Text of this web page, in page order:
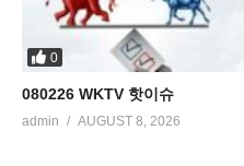
0
080226 WKTV 핫이슈
admin AUGUST 8, 2026